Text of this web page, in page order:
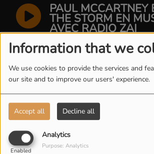
Information that we
We use cookies to provide the services and
our site and to improve our users' experience.
Accept all Decline all
Analytics
Enabled
Purpose: Analytics
PAUL MCCARTNEY
THE STORM EN
AVEC RADIO ZAI
ACCÈS VALIDÉ -
ACCÈS VALIDÉ - EP